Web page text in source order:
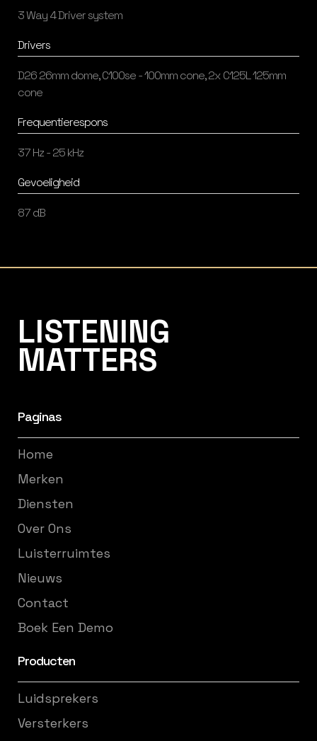
3 Way 4 Driver system
Drivers
D26 26mm dome, C100se - 100mm cone, 2x C125L 125mm
cone
Frequentierespons
37 Hz - 25 kHz
Gevoeligheid
87 dB
LISTENING
MATTERS
Paginas
Home
Merken
Diensten
Over Ons
Luisterruimtes
Nieuws
Contact
Boek Een Demo
Producten
Luidsprekers
Versterkers